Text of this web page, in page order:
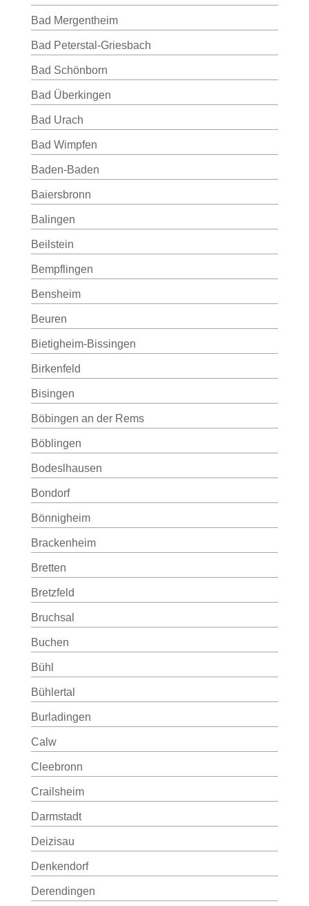
Bad Mergentheim
Bad Peterstal-Griesbach
Bad Schönborn
Bad Überkingen
Bad Urach
Bad Wimpfen
Baden-Baden
Baiersbronn
Balingen
Beilstein
Bempflingen
Bensheim
Beuren
Bietigheim-Bissingen
Birkenfeld
Bisingen
Böbingen an der Rems
Böblingen
Bodeslhausen
Bondorf
Bönnigheim
Brackenheim
Bretten
Bretzfeld
Bruchsal
Buchen
Bühl
Bühlertal
Burladingen
Calw
Cleebronn
Crailsheim
Darmstadt
Deizisau
Denkendorf
Derendingen